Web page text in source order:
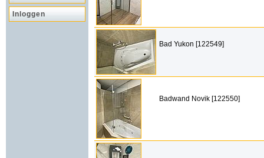
Inloggen
Bad Yukon [122549]
Badwand Novik [122550]